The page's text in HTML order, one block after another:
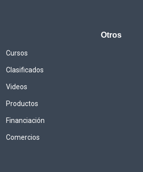
Otros
Cursos
Clasificados
Videos
Productos
Financiación
Comercios